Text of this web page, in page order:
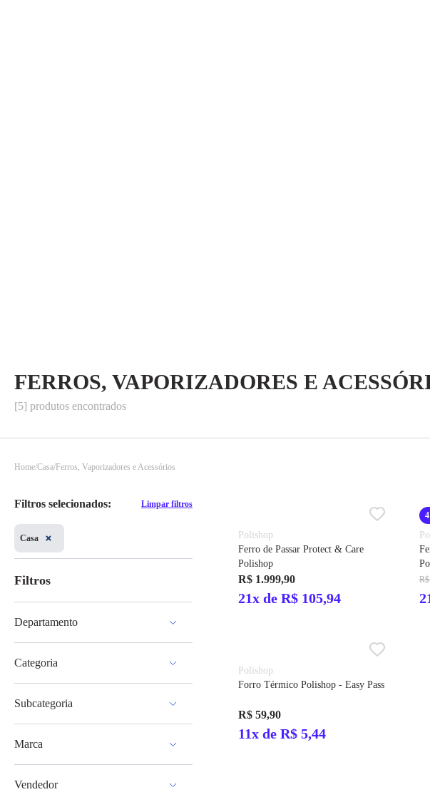
FERROS, VAPORIZADORES E
[5] produtos encontrados
Home Casa Ferros, Vaporizadores e Acessórios
Filtros selecionados: Limpar filtros
Casa
Filtros
Departamento
Categoria
Iluminação
Ar e Ventilação
Produtos e Utensílios de Limpeza
Subcategoria
Ferros
Marca
Vendedor
Polishop
Ferro de Passar Protect & Care
Polishop
R$ 1.999,90
21x de R$ 105,94
Polishop
Forro Térmico Polishop - Easy Pass
R$ 59,90
11x de R$ 5,44